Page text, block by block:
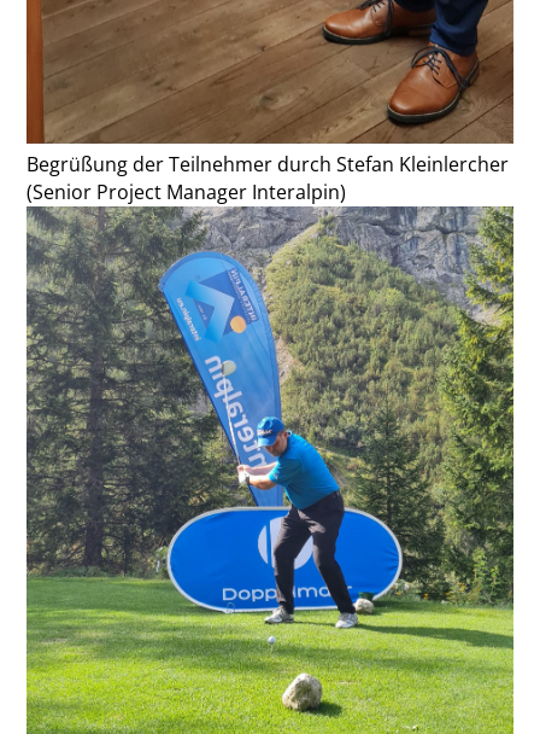
Begrüßung der Teilnehmer durch Stefan Kleinlercher
(Senior Project Manager Interalpin)